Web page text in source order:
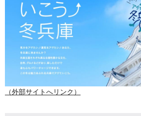
（外部サイトへリンク）